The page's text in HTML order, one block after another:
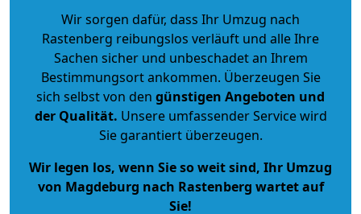
Wir sorgen dafür, dass Ihr Umzug nach
Rastenberg reibungslos verläuft und alle Ihre
Sachen sicher und unbeschadet an Ihrem
Bestimmungsort ankommen. Überzeugen Sie
sich selbst von den günstigen Angeboten und
der Qualität. Unsere umfassender Service wird
Sie garantiert überzeugen.
Wir legen los, wenn Sie so weit sind, Ihr Umzug
von Magdeburg nach Rastenberg wartet auf
Sie!